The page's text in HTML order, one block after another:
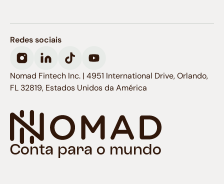
Conta para o mundo
Redes sociais
Nomad Fintech Inc. | 4951 International Drive, Orlando,
FL 32819, Estados Unidos da América